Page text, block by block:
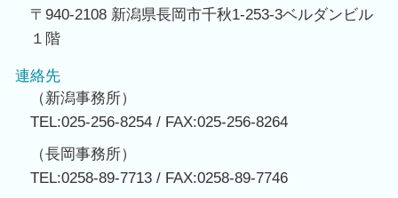
〒940-2108 新潟県長岡市千秋1-253-3ベルダンビル
１階
連絡先
（新潟事務所）
TEL:025-256-8254 / FAX:025-256-8264
（長岡事務所）
TEL:0258-89-7713 / FAX:0258-89-7746